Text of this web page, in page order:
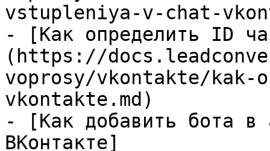
vstupleniya-v-chat-
- [Как определить ID
(https://
voprosy/vkontakte/
vkontakte.md)
- [Как добавить бота в
ВКонтакте]